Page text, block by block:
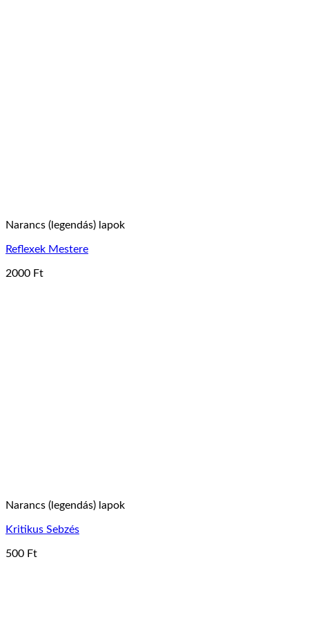
Narancs (legendás) lapok
Reflexek Mestere
2000 Ft
Narancs (legendás) lapok
Kritikus Sebzés
500 Ft